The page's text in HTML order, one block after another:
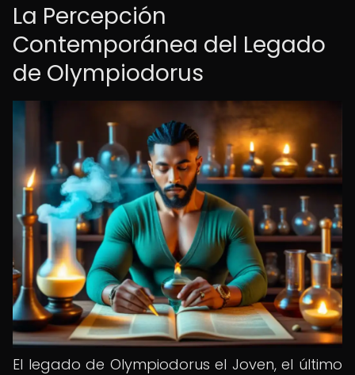
La Percepción
Contemporánea del Legado
de Olympiodorus
El legado de Olympiodorus el Joven, el último